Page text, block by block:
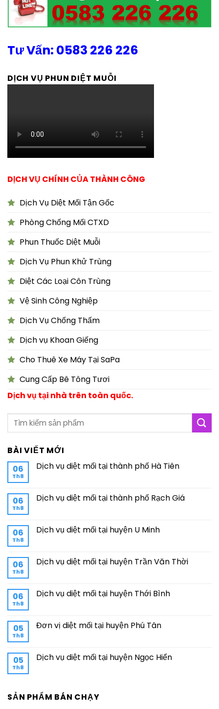
Tư Vấn: 0583 226 226
DỊCH VỤ PHUN DIỆT MUỖI
DỊCH VỤ CHÍNH CỦA THÀNH CÔNG
Dịch Vụ Diệt Mối Tận Gốc
Phòng Chống Mối CTXD
Phun Thuốc Diệt Muỗi
Dịch Vụ Phun Khử Trùng
Diệt Các Loại Côn Trùng
Vệ Sinh Công Nghiệp
Dịch Vụ Chống Thấm
Dịch vụ Khoan Giếng
Cho Thuê Xe Máy Tại SaPa
Cung Cấp Bê Tông Tươi
Dịch vụ tại nhà trên toàn quốc.
BÀI VIẾT MỚI
06
Th8
Dịch vụ diệt mối tại thành phố Hà Tiên
06
Th8
Dịch vụ diệt mối tại thành phố Rạch Giá
06
Th8
Dịch vụ diệt mối tại huyện U Minh
06
Th8
Dịch vụ diệt mối tại huyện Trần Văn Thời
06
Th8
Dịch vụ diệt mối tại huyện Thới Bình
05
Th8
Đơn vị diệt mối tại huyện Phú Tân
05
Th8
Dịch vụ diệt mối tại huyện Ngọc Hiển
SẢN PHẨM BÁN CHẠY